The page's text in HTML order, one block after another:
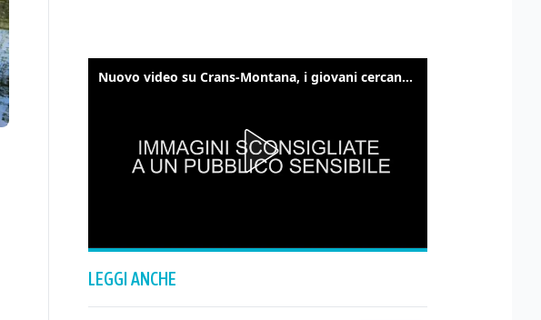
Nuovo video su Crans-Montana, i giovani cercano di sfondare le vetrate
LEGGI ANCHE